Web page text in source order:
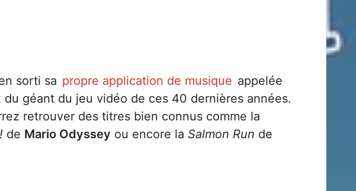
sorti sa propre application de musique appelée
géant du jeu vidéo de ces 40 dernières années.
retrouver des titres bien connus comme la
de Mario Odyssey ou encore la Salmon Run de